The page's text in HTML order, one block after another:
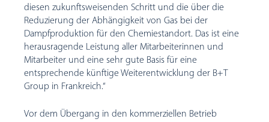
diesen zukunftsweisenden Schritt und die über die
Reduzierung der Abhängigkeit von Gas bei der
Dampfproduktion für den Chemiestandort. Das ist eine
herausragende Leistung aller Mitarbeiterinnen und
Mitarbeiter und eine sehr gute Basis für eine
entsprechende künftige Weiterentwicklung der B+T
Group in Frankreich.“
Vor dem Übergang in den kommerziellen Betrieb